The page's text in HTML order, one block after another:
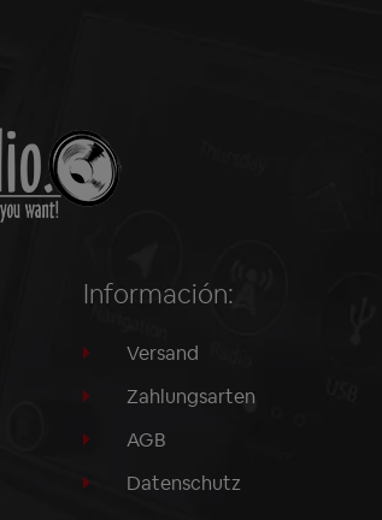
Información:
Versand
Zahlungsarten
AGB
Datenschutz